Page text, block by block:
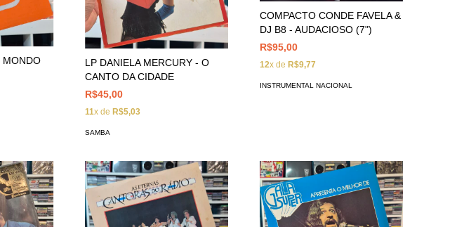
MONDO
LP DANIELA MERCURY - O
CANTO DA CIDADE
R$45,00
11x deR$5,03
SAMBA
COMPACTO CONDE FAVELA &
DJ B8 - AUDACIOSO (7")
R$95,00
12x de R$9,77
INSTRUMENTAL NACIONAL